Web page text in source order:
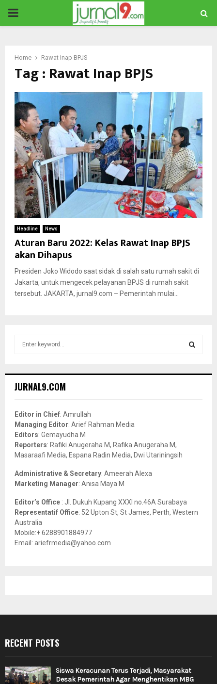
PRIMARY
Home Rawat Inap BPJS
Tag : Rawat Inap BPJS
Headline News
Aturan Baru 2022: Kelas Rawat Inap BPJS
akan Dihapus
Presiden Joko Widodo saat sidak di salah satu rumah sakit di
Jakarta, untuk mengecek pelayanan BPJS di rumah sakit
tersebut. JAKARTA, jurnal9.com – Pemerintah mulai...
h
o
r
:
JURNAL9.COM
Editor in Chief: Amrullah
Managing Editor: Arief Rahman Media
Editors: Gemayudha M
Reporters: Rafiki Anugeraha M, Rafika Anugeraha M,
Masaraafi Media, Espana Radin Media, Dwi Utariningsih
Administrative & Secretary: Ameerah Alexa
Marketing Manager: Anisa Maya M
Editor’s Office : Jl. Dukuh Kupang XXXI no.46A Surabaya
Representatif Office: 52 Upton St, St James, Perth, Western
Australia
Mobile:+ 6288901884977
Email: ariefrmedia@yahoo.com
RECENT POSTS
Siswa Keracunan Terus Terjadi, Masyarakat
Desak Pemerintah Agar Menghentikan MBG